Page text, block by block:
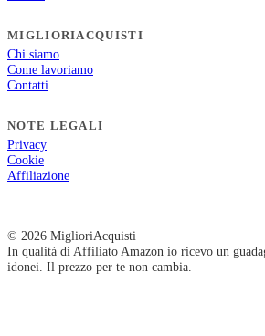
MIGLIORIACQUISTI
Chi siamo
Come lavoriamo
Contatti
NOTE LEGALI
Privacy
Cookie
Affiliazione
© 2026 MiglioriAcquisti
In qualità di Affiliato Amazon io ricevo un
idonei. Il prezzo per te non cambia.